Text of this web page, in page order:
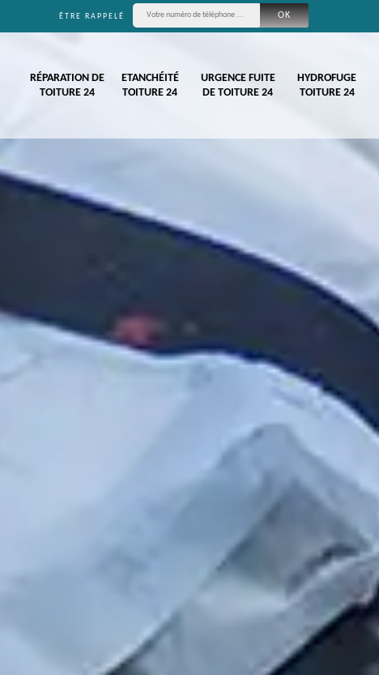
ÊTRE RAPPELÉ
RÉPARATION DE
TOITURE 24
ETANCHÉITÉ
TOITURE 24
URGENCE FUITE
DE TOITURE 24
HYDROFUGE
TOITURE 24